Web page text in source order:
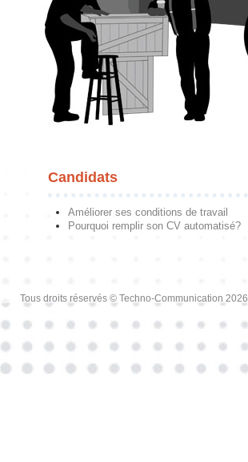
Candidats
Améliorer ses conditions de travail
Pourquoi remplir son CV automatisé?
Tous droits réservés © Techno-Communication 2026